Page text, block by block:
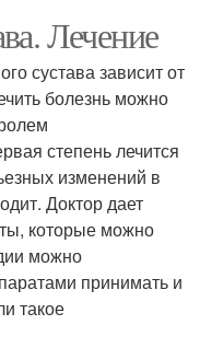
Лечение
сустава зависит от
болезнь можно
степень лечится
изменений в
Доктор дает
которые можно
можно
принимать и
такое